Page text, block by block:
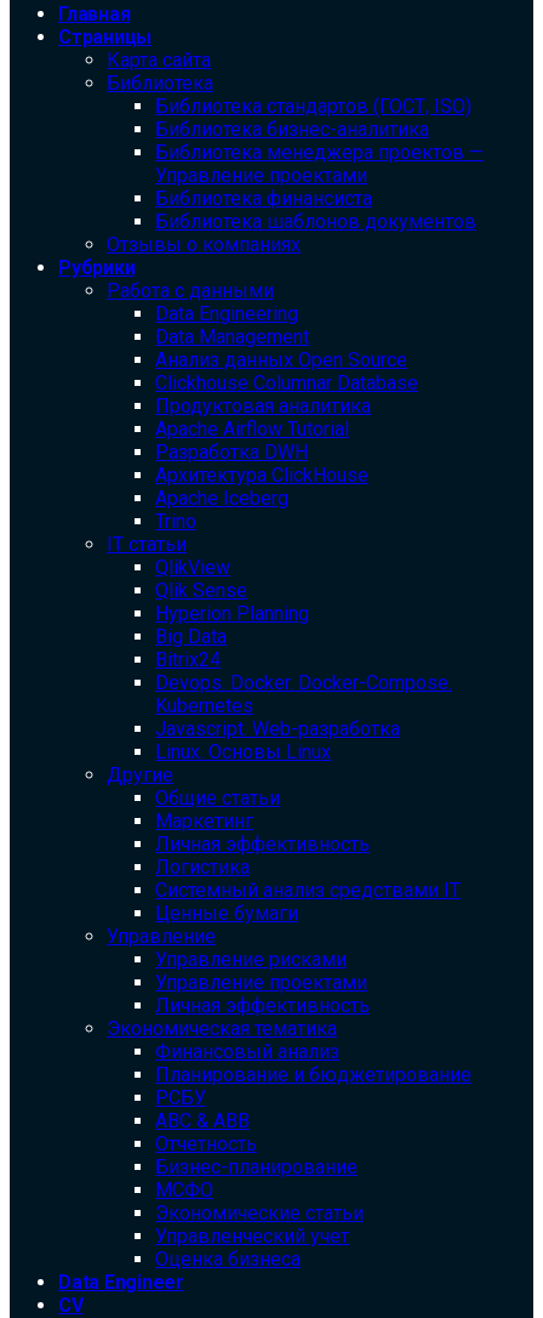
Главная
Страницы
Карта сайта
Библиотека
Библиотека cтандартов (ГОСТ, ISO)
Библиотека бизнес-аналитика
Библиотека менеджера проектов —
Управление проектами
Библиотека финансиста
Библиотека шаблонов документов
Отзывы о компаниях
Рубрики
Работа с данными
Data Engineering
Data Management
Анализ данных Open Source
Clickhouse Columnar Database
Продуктовая аналитика
Apache Airflow Tutorial
Разработка DWH
Архитектура ClickHouse
Apache Iceberg
Trino
IT статьи
QlikView
Qlik Sense
Hyperion Planning
Big Data
Bitrix24
Devops. Docker. Docker-Compose.
Kubernetes
Javascript. Web-разработка
Linux. Основы Linux
Другие
Общие статьи
Маркетинг
Личная эффективность
Логистика
Системный анализ средствами IT
Ценные бумаги
Управление
Управление рисками
Управление проектами
Личная эффективность
Экономическая тематика
Финансовый анализ
Планирование и бюджетирование
РСБУ
ABC & ABB
Отчетность
Бизнес-планирование
МСФО
Экономические статьи
Управленческий учет
Оценка бизнеса
Data Engineer
CV